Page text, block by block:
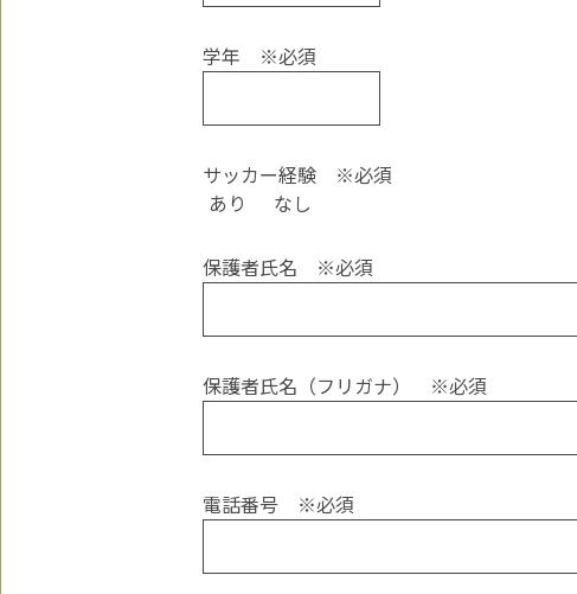
学年 ※必須
サッカー経験
※必須
あり
なし
保護者氏名 ※必須
保護者氏名（フリガナ） ※必須
電話番号 ※必須